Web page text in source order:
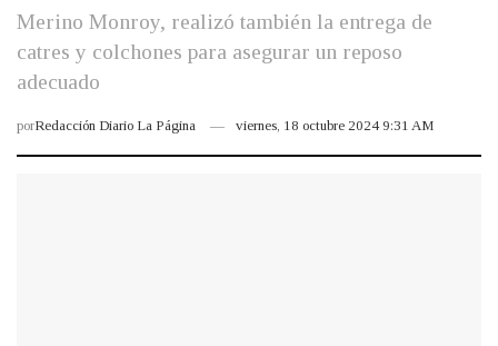
Merino Monroy, realizó también la entrega de
catres y colchones para asegurar un reposo
adecuado
porRedacción Diario La Página viernes, 18 octubre 2024 9:31 AM